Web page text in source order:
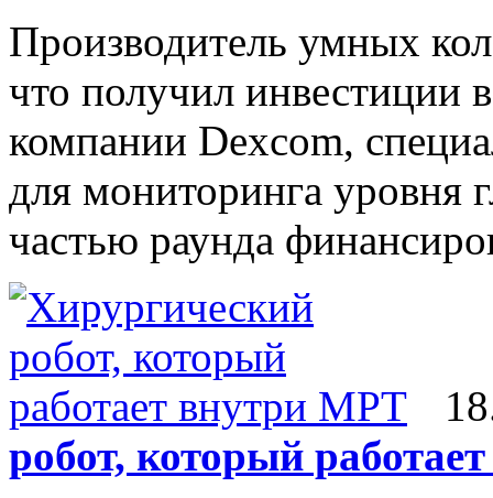
Производитель умных
что получил инвестиции
компании Dexcom,
для мониторинга уровня
частью раунда
робот, который